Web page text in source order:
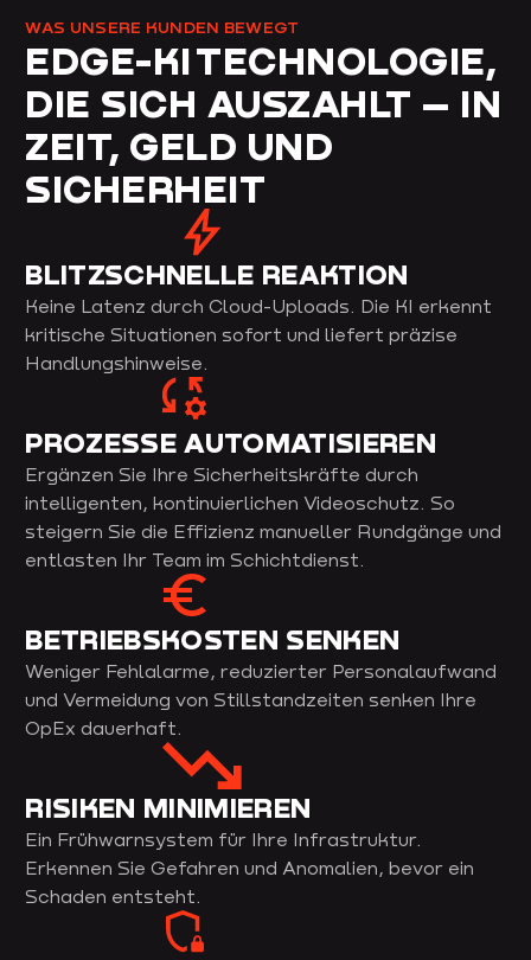
WAS UNSERE KUNDEN BEWEGT
EDGE-KI TECHNOLOGIE,
DIE SICH AUSZAHLT – IN
ZEIT, GELD UND
SICHERHEIT
BLITZSCHNELLE REAKTION
Keine Latenz durch Cloud-Uploads. Die KI erkennt
kritische Situationen sofort und liefert präzise
Handlungshinweise.
PROZESSE AUTOMATISIEREN
Ergänzen Sie Ihre Sicherheitskräfte durch
intelligenten, kontinuierlichen Videoschutz. So
steigern Sie die Effizienz manueller Rundgänge und
entlasten Ihr Team im Schichtdienst.
BETRIEBSKOSTEN SENKEN
Weniger Fehlalarme, reduzierter Personalaufwand
und Vermeidung von Stillstandzeiten senken Ihre
OpEx dauerhaft.
RISIKEN MINIMIEREN
Ein Frühwarnsystem für Ihre Infrastruktur.
Erkennen Sie Gefahren und Anomalien, bevor ein
Schaden entsteht.